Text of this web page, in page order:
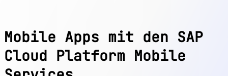
Mobile Apps mit den SAP
Cloud Platform Mobile